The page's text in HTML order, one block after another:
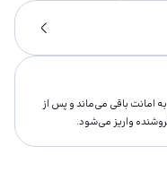
امانت باقى مى‌ماند و پس از
واريز مى‌شود.